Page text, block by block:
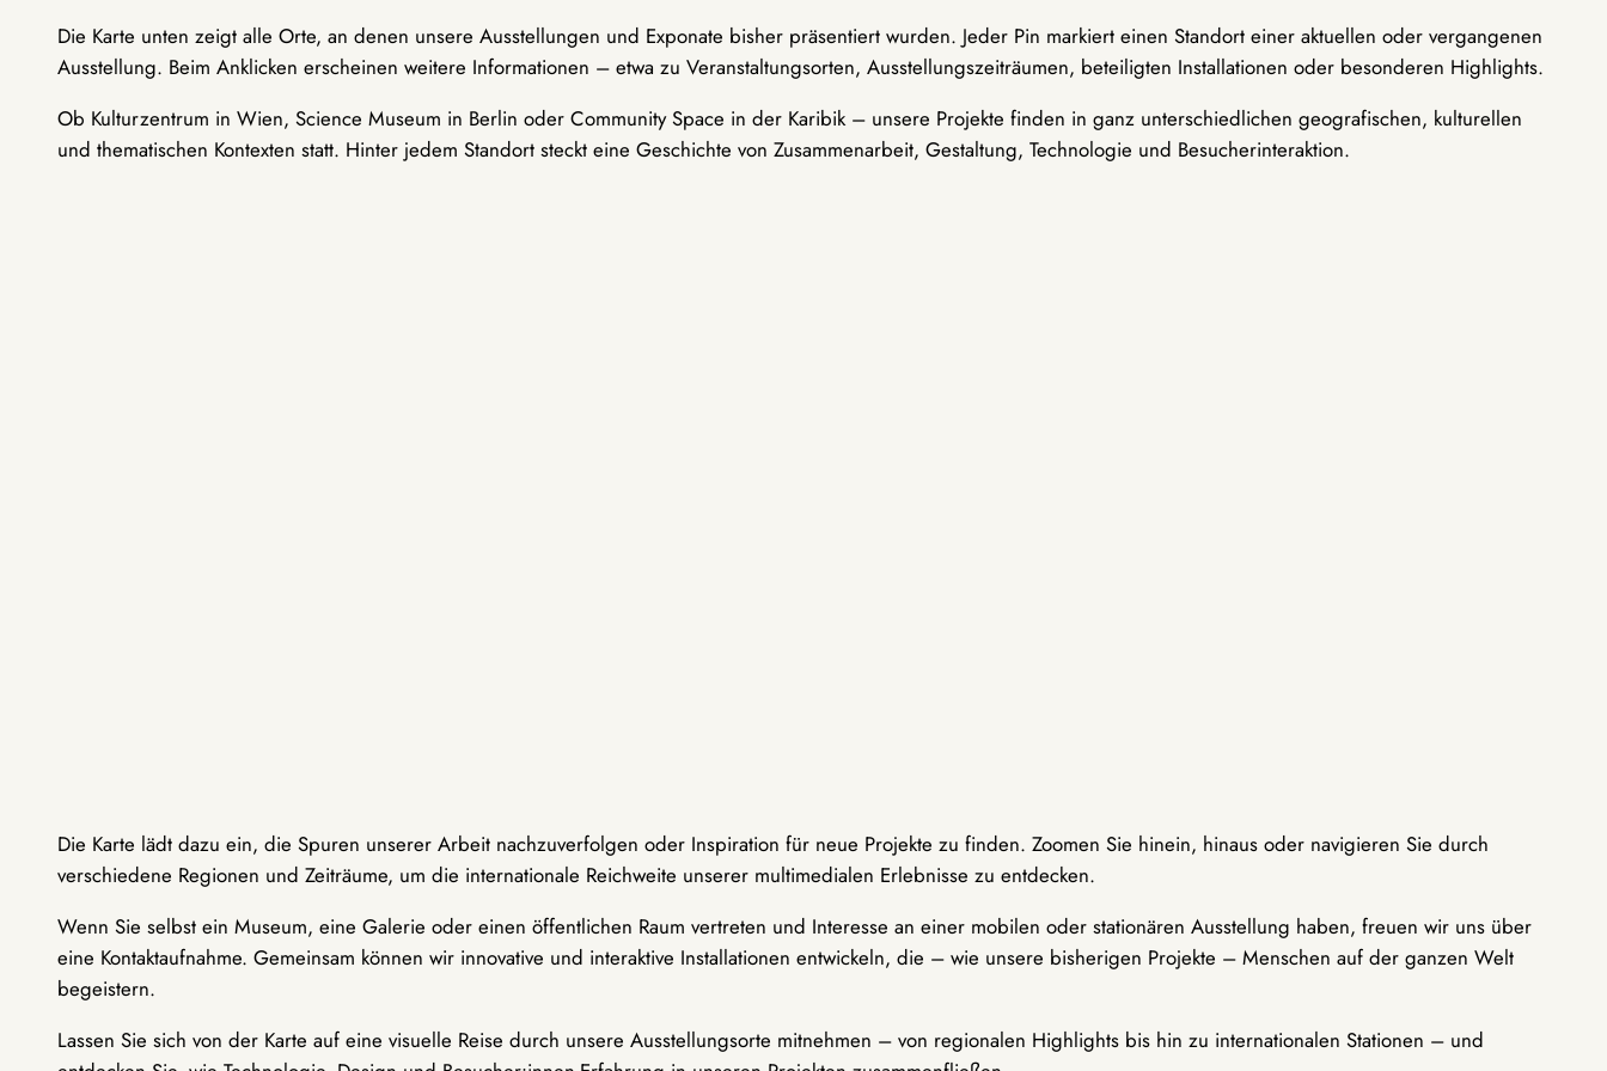
Die Karte unten zeigt alle Orte, an denen unsere Ausstellungen und Exponate bisher präsentiert wurden. Jeder Pin markiert einen Standort einer aktuellen oder vergangenen
Ausstellung. Beim Anklicken erscheinen weitere Informationen – etwa zu Veranstaltungsorten, Ausstellungszeiträumen, beteiligten Installationen oder besonderen Highlights.
Ob Kulturzentrum in Wien, Science Museum in Berlin oder Community Space in der Karibik – unsere Projekte finden in ganz unterschiedlichen geografischen, kulturellen
und thematischen Kontexten statt. Hinter jedem Standort steckt eine Geschichte von Zusammenarbeit, Gestaltung, Technologie und Besucherinteraktion.
Die Karte lädt dazu ein, die Spuren unserer Arbeit nachzuverfolgen oder Inspiration für neue Projekte zu finden. Zoomen Sie hinein, hinaus oder navigieren Sie durch
verschiedene Regionen und Zeiträume, um die internationale Reichweite unserer multimedialen Erlebnisse zu entdecken.
Wenn Sie selbst ein Museum, eine Galerie oder einen öffentlichen Raum vertreten und Interesse an einer mobilen oder stationären Ausstellung haben, freuen wir uns über
eine Kontaktaufnahme. Gemeinsam können wir innovative und interaktive Installationen entwickeln, die – wie unsere bisherigen Projekte – Menschen auf der ganzen Welt
begeistern.
Lassen Sie sich von der Karte auf eine visuelle Reise durch unsere Ausstellungsorte mitnehmen – von regionalen Highlights bis hin zu internationalen Stationen – und